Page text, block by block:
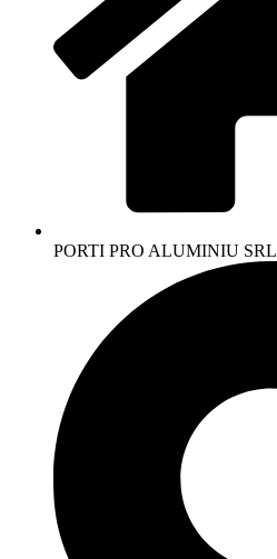
PORTI PRO ALUMINIU SRL